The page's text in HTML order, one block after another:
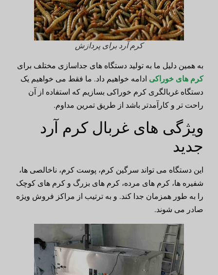
کرم آرد برای پردازش
به همین دلیل ما به تولید دستگاه های جداسازی مختلف برای
کرم های خوراکی ادامه خواهیم داد. ما فقط می خواهیم یک
دستگاه غربالگری کرم خوراکی بسازیم که استفاده از آن
راحت تر و کارآمدتر باشد از طریق تمرین مداوم.
ویژگی های غربال کرم آرد
جدید
این دستگاه می تواند سرگین کرم، پوست کرم، ناخالصی ها،
شفیره ها، کرم های مرده، کرم های بزرگ و کرم های کوچک
را به طور همزمان جدا کند. و به ترتیب از مراکز فروش ویژه
صادر می شوند.